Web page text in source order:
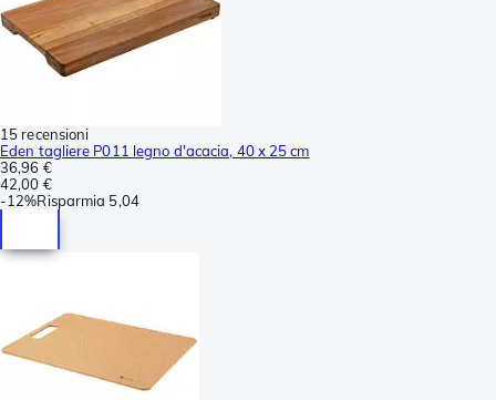
15 recensioni
Eden tagliere P011 legno d'acacia, 40 x 25 cm
36,96 €
42,00 €
-12%Risparmia 5,04